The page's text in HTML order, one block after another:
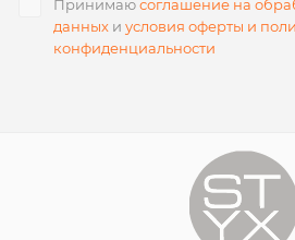
Принимаюсоглашение на
данных и условия оферты и
конфиденциальности